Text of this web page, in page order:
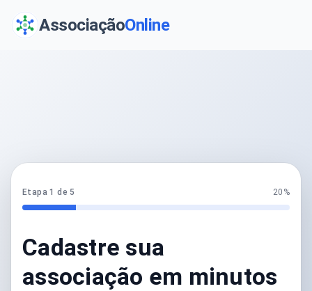
AssociaçãoOnline
Etapa 1 de 5 20%
Cadastre sua
associação em minutos